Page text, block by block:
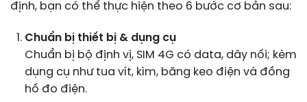
định, bạn có thể thực hiện theo 6 bước cơ bản sau:
Chuẩn bị thiết bị & dụng cụ
Chuẩn bị bộ định vị, SIM 4G có data, dây nối; kèm
dụng cụ như tua vít, kìm, băng keo điện và đồng
hồ đo điện.